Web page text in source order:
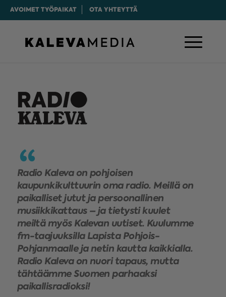
AVOIMET TYÖPAIKAT OTA YHTEYTTÄ
Radio Kaleva on pohjoisen
kaupunkikulttuurin oma radio. Meillä on
paikalliset jutut ja persoonallinen
musiikkikattaus – ja tietysti kuulet
meiltä myös Kalevan uutiset. Kuulumme
fm-taajuuksilla Lapista Pohjois-
Pohjanmaalle ja netin kautta kaikkialla.
Radio Kaleva on nuori tapaus, mutta
tähtäämme Suomen parhaaksi
paikallisradioksi!